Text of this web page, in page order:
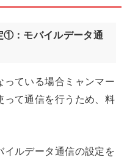
①：モバイルデータ通
っている場合ミャンマー
って通信を行うため、料
イルデータ通信の設定を